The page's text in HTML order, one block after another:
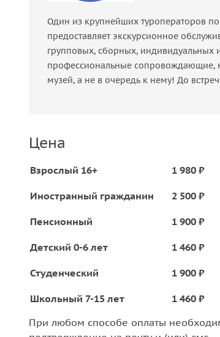
Один из крупнейших туроператоров
предоставляет экскурсионное
групповых, сборных, индивидуальных
профессиональные сопровождающие,
музей, а не в очередь к нему! До
Цена
Взрослый 16+ 1 980 ₽
Иностранный гражданин 2 500 ₽
Пенсионный 1 900 ₽
Детский 0-6 лет 1 460 ₽
Студенческий 1 900 ₽
Школьный 7-15 лет 1 460 ₽
При любом способе оплаты